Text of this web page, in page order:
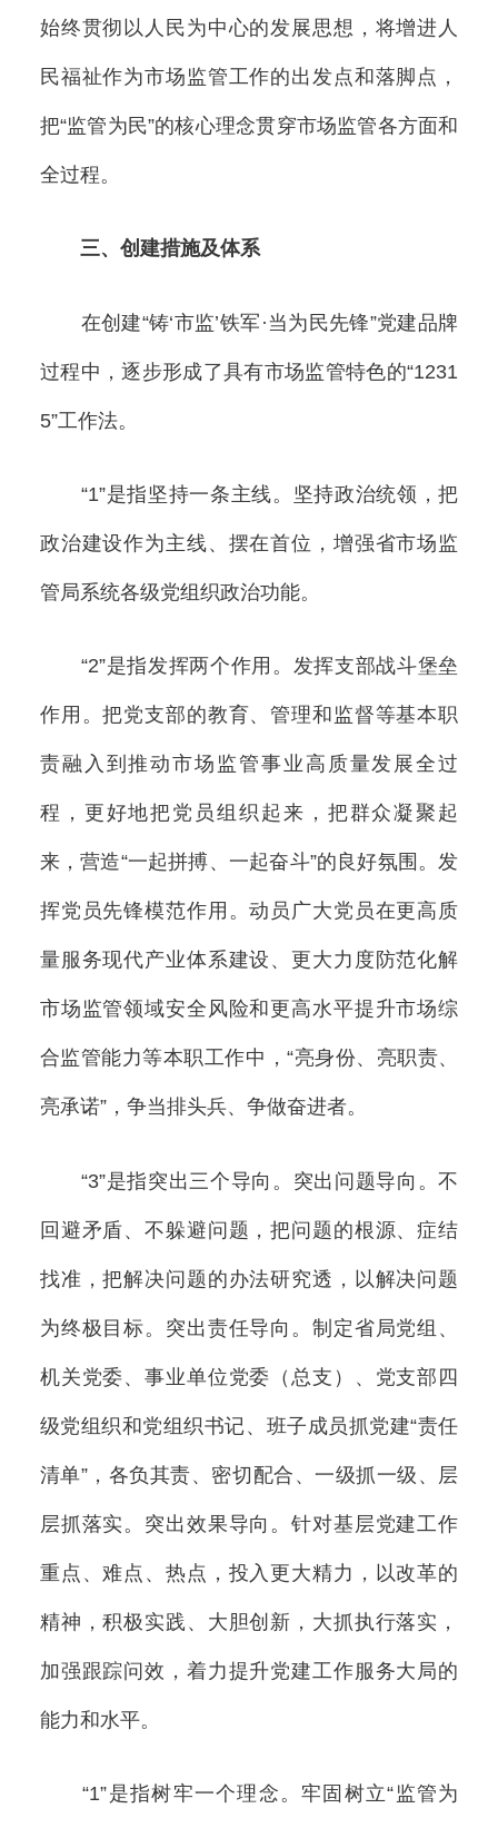
始终贯彻以人民为中心的发展思想，将增进人
民福祉作为市场监管工作的出发点和落脚点，
把“监管为民”的核心理念贯穿市场监管各方面和
全过程。
三、创建措施及体系
在创建“铸‘市监’铁军·当为民先锋”党建品牌
过程中，逐步形成了具有市场监管特色的“1231
5”工作法。
“1”是指坚持一条主线。坚持政治统领，把
政治建设作为主线、摆在首位，增强省市场监
管局系统各级党组织政治功能。
“2”是指发挥两个作用。发挥支部战斗堡垒
作用。把党支部的教育、管理和监督等基本职
责融入到推动市场监管事业高质量发展全过
程，更好地把党员组织起来，把群众凝聚起
来，营造“一起拼搏、一起奋斗”的良好氛围。发
挥党员先锋模范作用。动员广大党员在更高质
量服务现代产业体系建设、更大力度防范化解
市场监管领域安全风险和更高水平提升市场综
合监管能力等本职工作中，“亮身份、亮职责、
亮承诺”，争当排头兵、争做奋进者。
“3”是指突出三个导向。突出问题导向。不
回避矛盾、不躲避问题，把问题的根源、症结
找准，把解决问题的办法研究透，以解决问题
为终极目标。突出责任导向。制定省局党组、
机关党委、事业单位党委（总支）、党支部四
级党组织和党组织书记、班子成员抓党建“责任
清单”，各负其责、密切配合、一级抓一级、层
层抓落实。突出效果导向。针对基层党建工作
重点、难点、热点，投入更大精力，以改革的
精神，积极实践、大胆创新，大抓执行落实，
加强跟踪问效，着力提升党建工作服务大局的
能力和水平。
“1”是指树牢一个理念。牢固树立“监管为